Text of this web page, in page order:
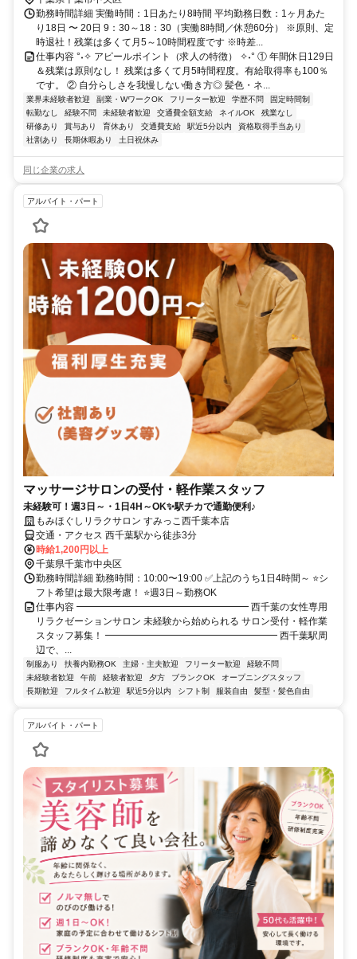
勤務時間詳細 実働時間：1日あたり8時間 平均勤務日数：1ヶ月あた
り18日 〜 20日 9：30～18：30（実働8時間／休憩60分） ※原則、定
時退社！残業は多くて月5～10時間程度です ※時差...
仕事内容 °˖✧ アピールポイント（求人の特徴） ✧˖° ① 年間休日129日
＆残業は原則なし！ 残業は多くて月5時間程度。有給取得率も100％
です。 ② 自分らしさを我慢しない働き方◎ 髪色・ネ...
業界未経験者歓迎 副業・WワークOK フリーター歓迎 学歴不問
固定時間制
転勤なし
経験不問 未経験者歓迎 交通費全額支給 ネイルOK
残業なし
研修あり
賞与あり 育休あり 交通費支給 駅近5分以内
資格取得手当あり
社割あり
長期休暇あり 土日祝休み
同じ企業の求人
アルバイト・パート
マッサージサロンの受付・軽作業スタッフ
未経験可！週3日～・1日4H～OK✨駅チカで通勤便利♪
もみほぐしリラクサロン すみっこ西千葉本店
交通・アクセス 西千葉駅から徒歩3分
時給1,200円以上
千葉県千葉市中央区
勤務時間詳細 勤務時間：10:00〜19:00 ✅上記のうち1日4時間～ ⭐シ
フト希望は最大限考慮！ ⭐週3日～勤務OK
仕事内容 ━━━━━━━━━━━━━━━━━━ 西千葉の女性専用
リラクゼーションサロン 未経験から始められる サロン受付・軽作業
スタッフ募集！ ━━━━━━━━━━━━━━━━━━ 西千葉駅周
辺で、...
制服あり 扶養内勤務OK 主婦・主夫歓迎 フリーター歓迎
経験不問
未経験者歓迎
午前 経験者歓迎 夕方 ブランクOK
オープニングスタッフ
長期歓迎
フルタイム歓迎 駅近5分以内 シフト制 服装自由 髪型・髪色自由
アルバイト・パート